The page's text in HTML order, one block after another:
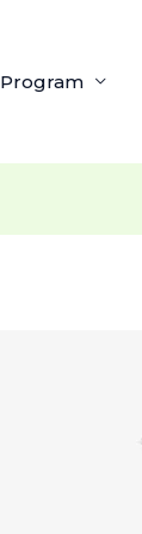
Program